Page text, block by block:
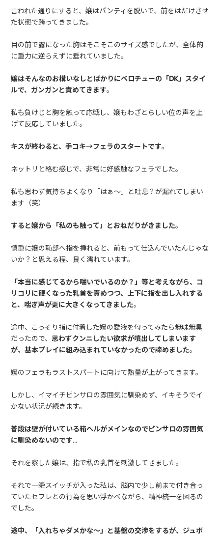
言われた通りにすると、嬢はパンティを脱いで、前をはだけさせ
た状態で跨ってきました。
目の前で露になった胸はそこそこのサイズ感でしたが、全体的
に重力に逆らえずに垂れていました。
嬢はそんなのお構いなしとばかりにベロチューの「DK」スタイ
ルで、ガンガンと責めてきます。
私も負けじと胸を触って応戦し、嬢もわざとらしい位の声を上
げて反応していました。
キスが終わると、手コキ→フェラのスタートです。
ネットリと絡む感じで、非常に好感触なフェラでした。
私も思わず気持ちよくなり「はぁ～」と吐息？が漏れてしまい
ます（笑）
すると嬢から「私のも触って」とおねだりがきました。
慎重に嬢の恥部へ指を挿れると、前もって仕込んでいたんじゃな
いか？と思える程、良く濡れています。
「本当に感じてるから喘いでいるのか？」等と考えながら、コ
リコリに硬くなった乳首を責めつつ、上下に指を出し入れする
と、喘ぎ声が更に大きくなってきました。
途中、こっそり指に付着した嬢の愛液を匂ってみたら無味無臭
だったので、思わずクンニしたい欲求が噴出してしまいます
が、基本プレイに組み込まれていなかったので諦めました。
嬢のフェラもラストスパートに向けて熱量が上がってきます。
しかし、イマイチピンサロの雰囲気に馴染めず、イキそうでイ
かない状況が続きます。
普段は壁が付いている箱ヘルがメインなのでピンサロの雰囲気
に馴染めないのです…
それを察した嬢は、指で私の乳首を刺激してきました。
それで一瞬スイッチが入った私は、脳内で少し前まで付き合っ
ていたセフレとの行為を思い浮かべながら、精神統一を図るの
でした。
途中、「入れちゃダメかな～」と基盤の交渉をするが、ジュボ